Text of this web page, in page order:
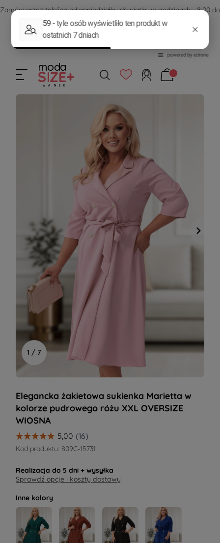
Zamów przez telefon od poniedziałku do piątku w godzinach - 8:00 do
15:00
570 390 351
sklep@modasizeplus.pl
1 / 7
Elegancka żakietowa sukienka Marietta w
kolorze pudrowego różu XXL OVERSIZE
WIOSNA
Kod produktu: 809C-15731
Realizacja do 5 dni + wysyłka
Sprawdź opcje i koszty dostawy
Inne kolory